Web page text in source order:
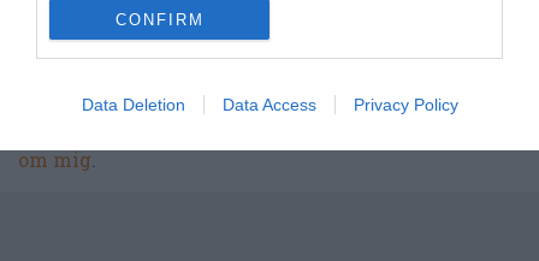
CONFIRM
Data Deletion Data Access Privacy Policy
restauranghögskolan i Grythyttan. På denna sida
delar jag med mig av tusentals olika recept för alla
har jag provlagat, skrivit och fotat så att du ska
om mig.